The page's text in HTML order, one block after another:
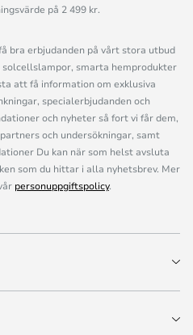
på 2 499 kr.
bra erbjudanden på vårt stora utbud
smarta hemprodukter
att få information om exklusiva
specialerbjudanden och
och nyheter så fort vi får dem,
och undersökningar, samt
Du kan när som helst avsluta
som du hittar i alla nyhetsbrev. Mer
personuppgiftspolicy.